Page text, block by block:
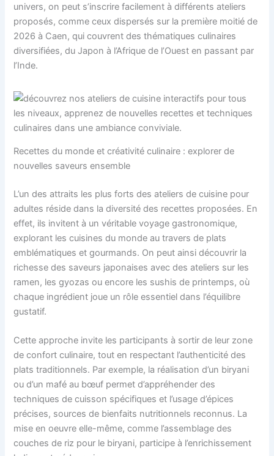
univers, on peut s’inscrire facilement à différents ateliers
proposés, comme ceux dispersés sur la première moitié de
2026 à Caen, qui couvrent des thématiques culinaires
diversifiées, du Japon à l’Afrique de l’Ouest en passant par
l’Inde.
Recettes du monde et créativité culinaire : explorer de
nouvelles saveurs ensemble
L’un des attraits les plus forts des ateliers de cuisine pour
adultes réside dans la diversité des recettes proposées. En
effet, ils invitent à un véritable voyage gastronomique,
explorant les cuisines du monde au travers de plats
emblématiques et gourmands. On peut ainsi découvrir la
richesse des saveurs japonaises avec des ateliers sur les
ramen, les gyozas ou encore les sushis de printemps, où
chaque ingrédient joue un rôle essentiel dans l’équilibre
gustatif.
Cette approche invite les participants à sortir de leur zone
de confort culinaire, tout en respectant l’authenticité des
plats traditionnels. Par exemple, la réalisation d’un biryani
ou d’un mafé au bœuf permet d’appréhender des
techniques de cuisson spécifiques et l’usage d’épices
précises, sources de bienfaits nutritionnels reconnus. La
mise en oeuvre elle-même, comme l’assemblage des
couches de riz pour le biryani, participe à l’enrichissement